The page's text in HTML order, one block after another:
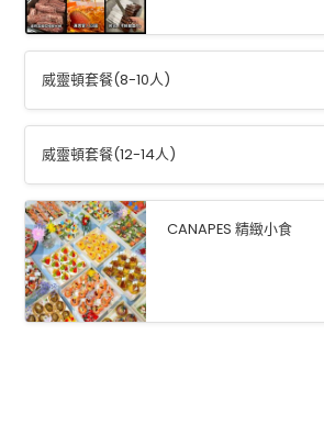
威靈頓套餐(8-10人)
威靈頓套餐(12-14人)
CANAPES 精緻小食